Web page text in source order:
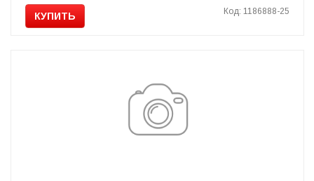
КУПИТЬ Код: 1186888-25